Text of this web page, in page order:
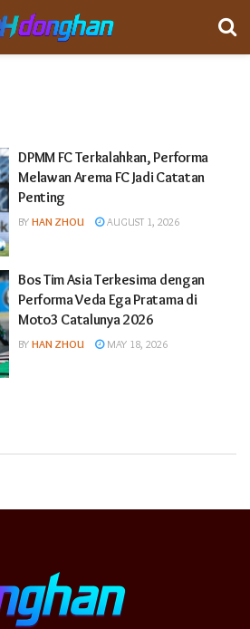
DPMM FC Terkalahkan, Performa
Melawan Arema FC Jadi Catatan
Penting
BY HAN ZHOU AUGUST 1, 2026
Bos Tim Asia Terkesima dengan
Performa Veda Ega Pratama di
Moto3 Catalunya 2026
BY HAN ZHOU MAY 18, 2026